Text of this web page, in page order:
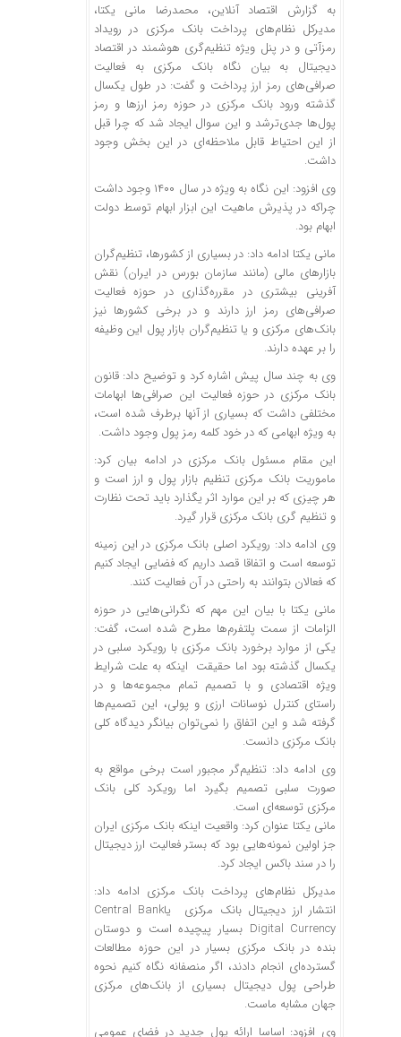
به گزارش اقتصاد آنلاین، محمدرضا مانی یکتا،
مدیرکل نظام‌های پرداخت بانک مرکزی در رویداد
رمزآتی و در پنل ویژه تنظیم‌گری هوشمند در اقتصاد
دیجیتال به بیان نگاه بانک مرکزی به فعالیت
صرافی‌های رمز ارز پرداخت و گفت: در طول یکسال
گذشته ورود بانک مرکزی در حوزه رمز ارزها و رمز
پول‌ها جدی‌ترشد و این سوال ایجاد شد که چرا قبل
از این احتیاط قابل ملاحظه‌ای در این بخش وجود
داشت.
وی افزود: این نگاه به ویژه در سال ۱۴۰۰ وجود داشت
چراکه در پذیرش ماهیت این ابزار ابهام توسط دولت
ابهام بود.
مانی یکتا ادامه داد: در بسیاری از کشورها، تنظیم‌گران
بازارهای مالی (مانند سازمان بورس در ایران) نقش
آفرینی بیشتری در مقرره‌گذاری در حوزه فعالیت
صرافی‌های رمز ارز دارند و در برخی‌ کشورها نیز
بانک‌های مرکزی و یا تنظیم‌گران بازار پول این وظیفه
را بر عهده دارند.
وی به چند سال پیش اشاره کرد و توضیح داد: قانون
بانک مرکزی در حوزه فعالیت این صرافی‌ها ابهامات
مختلفی داشت که بسیاری از آنها برطرف شده است،
به ویژه ابهامی که در خود کلمه رمز پول وجود داشت.
این مقام مسئول بانک مرکزی در ادامه بیان کرد:
ماموریت بانک مرکزی تنظیم بازار پول و ارز است و
هر چیزی که بر این موارد اثر یگذارد باید تحت نظارت
و تنظیم گری بانک مرکزی قرار گیرد.
وی ادامه داد: رویکرد اصلی بانک مرکزی در این زمینه
توسعه است و اتفاقا قصد داریم که فضایی ایجاد کنیم
که فعالان بتوانند به راحتی در آن فعالیت کنند.
مانی یکتا با بیان این مهم که نگرانی‌هایی در حوزه
الزامات از سمت پلتفرم‌ها مطرح شده است، گفت:
یکی از موارد برخورد بانک مرکزی با رویکرد سلبی در
یکسال گذشته بود اما حقیقت اینکه به علت شرایط
ویژه اقتصادی و با تصمیم تمام مجموعه‌ها و در
راستای کنترل نوسانات ارزی و پولی، این تصمیم‌ها
گرفته شد و این اتفاق را نمی‌توان بیانگر دیدگاه کلی
بانک مرکزی دانست.
وی ادامه داد: تنظیم‌گر مجبور است برخی مواقع به
صورت سلبی تصمیم بگیرد اما رویکرد کلی بانک
مرکزی توسعه‌ای است.
مانی یکتا عنوان کرد: واقعیت اینکه بانک مرکزی ایران
جز اولین نمونه‌هایی بود که بستر فعالیت ارز دیجیتال
را در سند باکس ایجاد کرد.
مدیرکل نظام‌های پرداخت بانک مرکزی ادامه داد:
انتشار ارز دیجیتال بانک مرکزی یاCentral Bank
Digital Currency بسیار پیچیده است و دوستان
بنده در بانک مرکزی بسیار در این حوزه مطالعات
گسترده‌ای انجام دادند، اگر منصفانه نگاه کنیم نحوه
طراحی پول دیجیتال بسیاری از بانک‌های مرکزی
جهان مشابه ماست.
وی افزود: اساسا ارائه پول جدید در فضای عمومی